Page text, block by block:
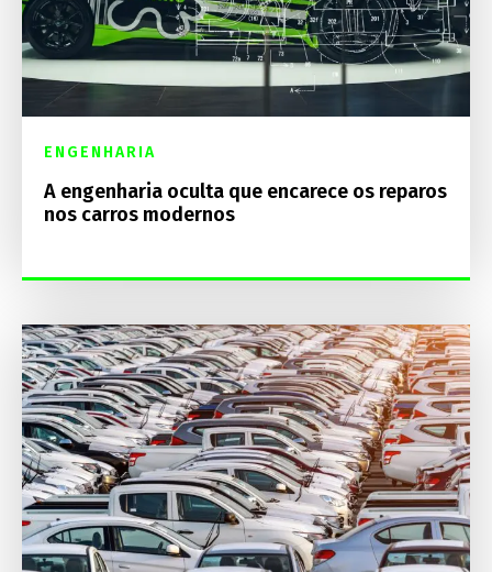
ENGENHARIA
A engenharia oculta que encarece os reparos
nos carros modernos